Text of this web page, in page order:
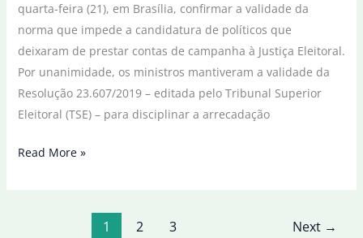
quarta-feira (21), em Brasília, confirmar a validade da
norma que impede a candidatura de políticos que
deixaram de prestar contas de campanha à Justiça Eleitoral.
Por unanimidade, os ministros mantiveram a validade da
Resolução 23.607/2019 – editada pelo Tribunal Superior
Eleitoral (TSE) – para disciplinar a arrecadação
STF
Read More »
1 2 3 Next →